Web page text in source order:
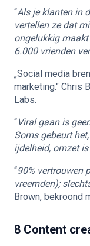
“Als je klanten in
vertellen ze dat
ongelukkig
6.000 vrienden
„Social media
marketing." Chris
Labs.
“Viral gaan is
Soms gebeurt
ijdelheid, omzet
“90% vertrouwen
vreemden);
Brown, bekroond
8 Content